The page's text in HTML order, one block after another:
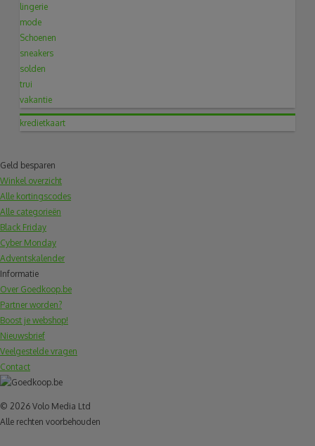
lingerie
mode
Schoenen
sneakers
solden
trui
vakantie
kredietkaart
Geld besparen
Winkel overzicht
Alle kortingscodes
Alle categorieën
Black Friday
Cyber Monday
Adventskalender
Informatie
Over Goedkoop.be
Partner worden?
Boost je webshop!
Nieuwsbrief
Veelgestelde vragen
Contact
© 2026 Volo Media Ltd
Alle rechten voorbehouden